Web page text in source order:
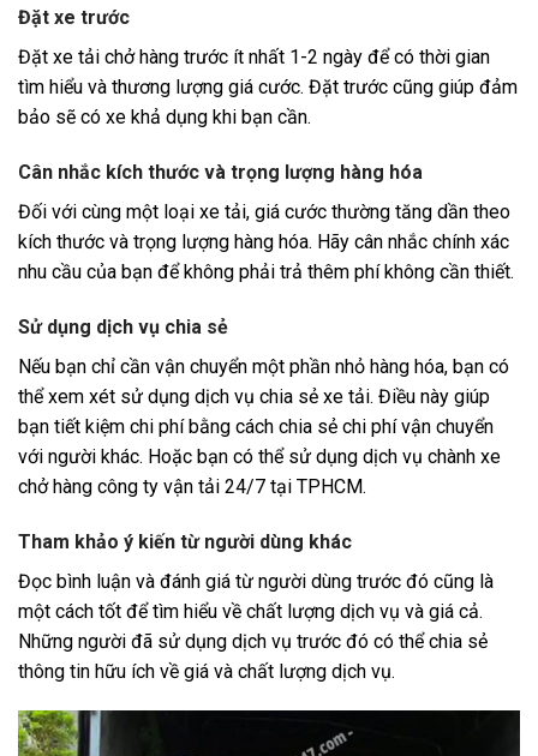
Đặt xe trước
Đặt xe tải chở hàng trước ít nhất 1-2 ngày để có thời gian
tìm hiểu và thương lượng giá cước. Đặt trước cũng giúp đảm
bảo sẽ có xe khả dụng khi bạn cần.
Cân nhắc kích thước và trọng lượng hàng hóa
Đối với cùng một loại xe tải, giá cước thường tăng dần theo
kích thước và trọng lượng hàng hóa. Hãy cân nhắc chính xác
nhu cầu của bạn để không phải trả thêm phí không cần thiết.
Sử dụng dịch vụ chia sẻ
Nếu bạn chỉ cần vận chuyển một phần nhỏ hàng hóa, bạn có
thể xem xét sử dụng dịch vụ chia sẻ xe tải. Điều này giúp
bạn tiết kiệm chi phí bằng cách chia sẻ chi phí vận chuyển
với người khác. Hoặc bạn có thể sử dụng dịch vụ chành xe
chở hàng công ty vận tải 24/7 tại TPHCM.
Tham khảo ý kiến từ người dùng khác
Đọc bình luận và đánh giá từ người dùng trước đó cũng là
một cách tốt để tìm hiểu về chất lượng dịch vụ và giá cả.
Những người đã sử dụng dịch vụ trước đó có thể chia sẻ
thông tin hữu ích về giá và chất lượng dịch vụ.